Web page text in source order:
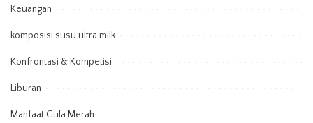
Keuangan
komposisi susu ultra milk
Konfrontasi & Kompetisi
Liburan
Manfaat Gula Merah